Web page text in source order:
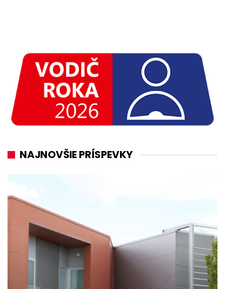
NAJNOVŠIE PRÍSPEVKY